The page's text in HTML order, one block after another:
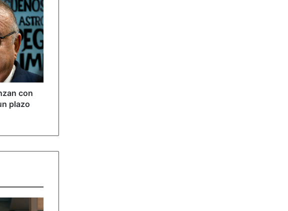
con
plazo